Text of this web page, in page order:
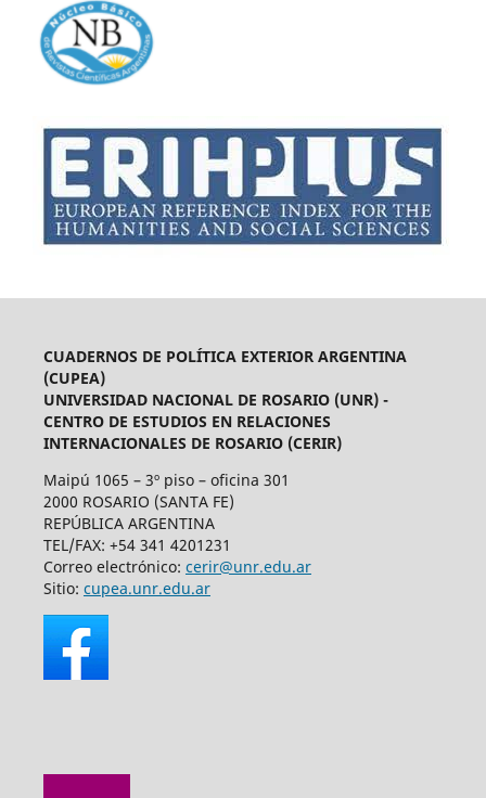
CUADERNOS DE POLÍTICA EXTERIOR ARGENTINA
(CUPEA)
UNIVERSIDAD NACIONAL DE ROSARIO (UNR) -
CENTRO DE ESTUDIOS EN RELACIONES
INTERNACIONALES DE ROSARIO (CERIR)
Maipú 1065 – 3º piso – oficina 301
2000 ROSARIO (SANTA FE)
REPÚBLICA ARGENTINA
TEL/FAX: +54 341 4201231
Correo electrónico: cerir@unr.edu.ar
Sitio: cupea.unr.edu.ar